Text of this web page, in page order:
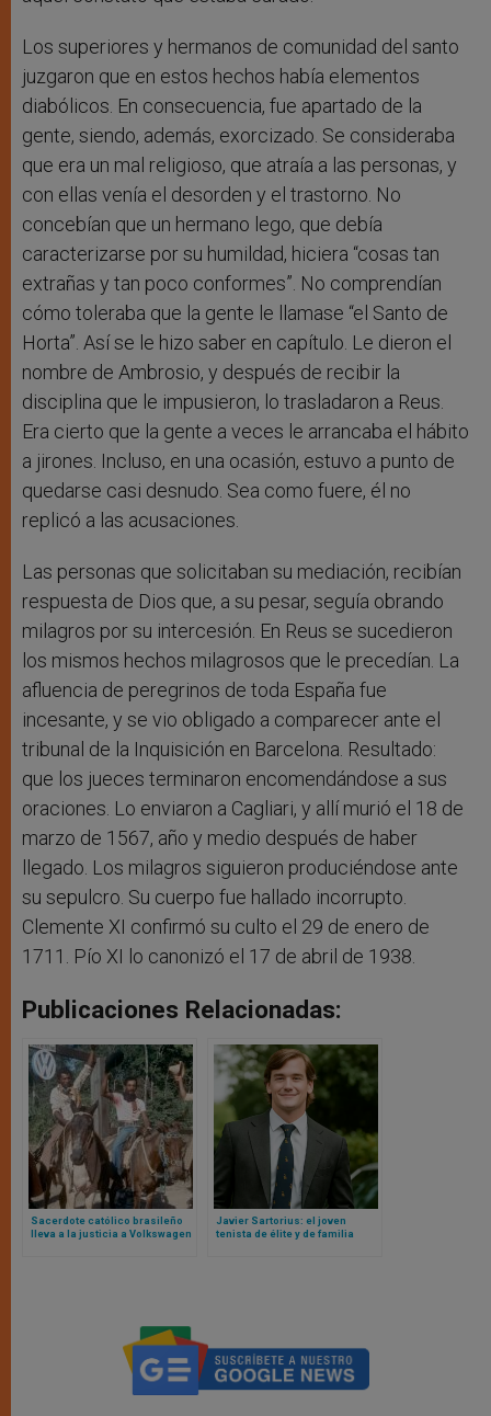
Los superiores y hermanos de comunidad del santo
juzgaron que en estos hechos había elementos
diabólicos. En consecuencia, fue apartado de la
gente, siendo, además, exorcizado. Se consideraba
que era un mal religioso, que atraía a las personas, y
con ellas venía el desorden y el trastorno. No
concebían que un hermano lego, que debía
caracterizarse por su humildad, hiciera “cosas tan
extrañas y tan poco conformes”. No comprendían
cómo toleraba que la gente le llamase “el Santo de
Horta”. Así se le hizo saber en capítulo. Le dieron el
nombre de Ambrosio, y después de recibir la
disciplina que le impusieron, lo trasladaron a Reus.
Era cierto que la gente a veces le arrancaba el hábito
a jirones. Incluso, en una ocasión, estuvo a punto de
quedarse casi desnudo. Sea como fuere, él no
replicó a las acusaciones.
Las personas que solicitaban su mediación, recibían
respuesta de Dios que, a su pesar, seguía obrando
milagros por su intercesión. En Reus se sucedieron
los mismos hechos milagrosos que le precedían. La
afluencia de peregrinos de toda España fue
incesante, y se vio obligado a comparecer ante el
tribunal de la Inquisición en Barcelona. Resultado:
que los jueces terminaron encomendándose a sus
oraciones. Lo enviaron a Cagliari, y allí murió el 18 de
marzo de 1567, año y medio después de haber
llegado. Los milagros siguieron produciéndose ante
su sepulcro. Su cuerpo fue hallado incorrupto.
Clemente XI confirmó su culto el 29 de enero de
1711. Pío XI lo canonizó el 17 de abril de 1938.
Publicaciones Relacionadas:
Sacerdote católico brasileño
lleva a la justicia a Volkswagen
Javier Sartorius: el joven
tenista de élite y de familia